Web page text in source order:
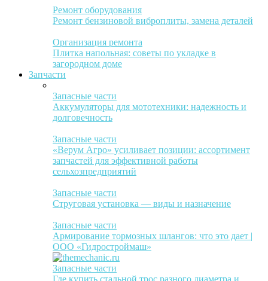
Ремонт оборудования
Ремонт бензиновой виброплиты, замена деталей
Организация ремонта
Плитка напольная: советы по укладке в
загородном доме
Запчасти
Запасные части
Аккумуляторы для мототехники: надежность и
долговечность
Запасные части
«Верум Агро» усиливает позиции: ассортимент
запчастей для эффективной работы
сельхозпредприятий
Запасные части
Струговая установка — виды и назначение
Запасные части
Армирование тормозных шлангов: что это дает |
ООО «Гидростроймаш»
Запасные части
Где купить стальной трос разного диаметра и